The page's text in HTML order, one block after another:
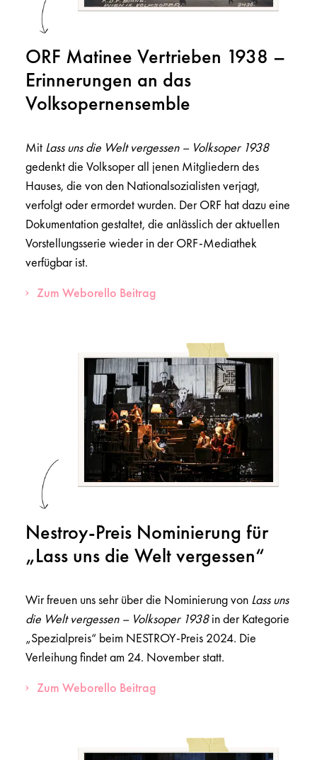
ORF Matinee Vertrieben 1938 –
Erinnerungen an das
Volksopernensemble
Mit Lass uns die Welt vergessen – Volksoper 1938
gedenkt die Volksoper all jenen Mitgliedern des
Hauses, die von den Nationalsozialisten verjagt,
verfolgt oder ermordet wurden. Der ORF hat dazu eine
Dokumentation gestaltet, die anlässlich der aktuellen
Vorstellungsserie wieder in der ORF-Mediathek
verfügbar ist.
Zum Weborello Beitrag
Nestroy-Preis Nominierung für
„Lass uns die Welt vergessen“
Wir freuen uns sehr über die Nominierung von Lass uns
die Welt vergessen – Volksoper 1938in der Kategorie
„Spezialpreis“ beim NESTROY-Preis 2024. Die
Verleihung findet am 24. November statt.
Zum Weborello Beitrag